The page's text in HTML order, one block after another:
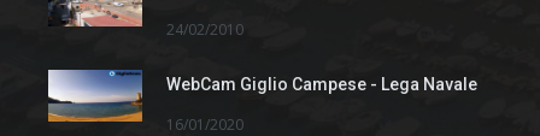
24/02/2010
WebCam Giglio Campese - Lega Navale
16/01/2020